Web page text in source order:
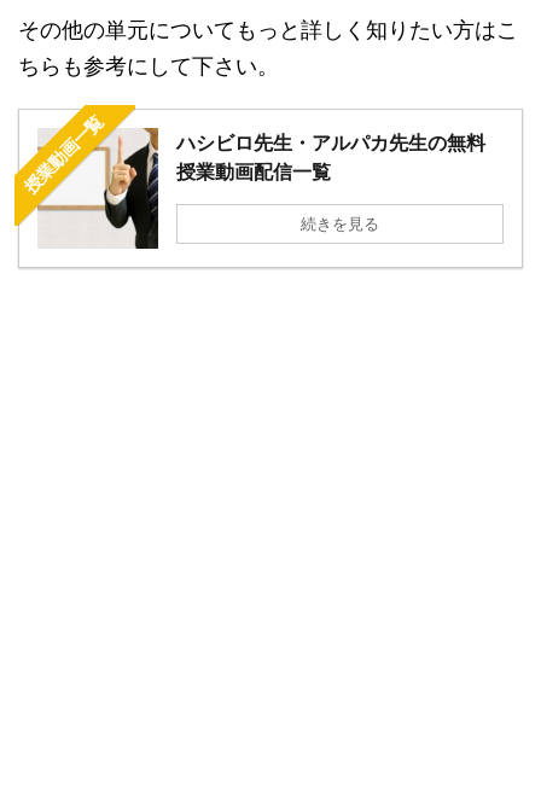
その他の単元についてもっと詳しく知りたい方はこ
ちらも参考にして下さい。
授業動画一覧
ハシビロ先生・アルパカ先生の無料
授業動画配信一覧
続きを見る